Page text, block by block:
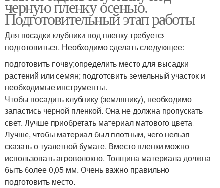
черную пленку осенью.
Подготовительный этап работы
Для посадки клубники под пленку требуется
подготовиться. Необходимо сделать следующее:
подготовить почву;определить место для высадки
растений или семян; подготовить земельный участок и
необходимые инструменты.
Чтобы посадить клубнику (землянику), необходимо
запастись черной пленкой. Она не должна пропускать
свет. Лучше приобретать материал матового цвета.
Лучше, чтобы материал был плотным, чего нельзя
сказать о туалетной бумаге. Вместо пленки можно
использовать агроволокно. Толщина материала должна
быть более 0,05 мм. Очень важно правильно
подготовить место.